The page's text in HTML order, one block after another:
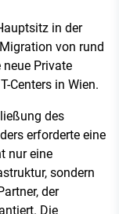
in der
von rund
neue Private
Centers in Wien.
des
erforderte eine
nur eine
sondern
der
Die